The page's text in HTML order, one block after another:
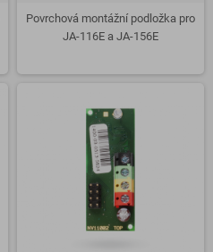
Povrchová montážní podložka pro
JA-116E a JA-156E